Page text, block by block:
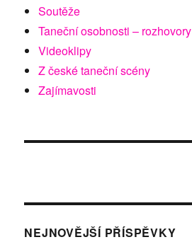
Soutěže
Taneční osobnosti – rozhovory
Videoklipy
Z české taneční scény
Zajímavosti
NEJNOVĚJŠÍ PŘÍSPĚVKY